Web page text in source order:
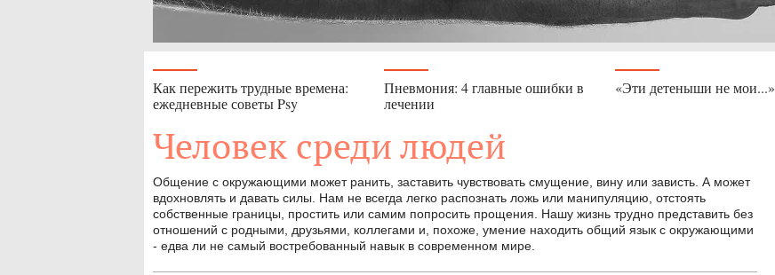
Как пережить трудные времена:
ежедневные советы Psy
Пневмония: 4 главные ошибки в
лечении
«Эти детеныши не мои...»
Человек среди людей
Общение с окружающими может ранить, заставить чувствовать смущение, вину или зависть. А может
вдохновлять и давать силы. Нам не всегда легко распознать ложь или манипуляцию, отстоять
собственные границы, простить или самим попросить прощения. Нашу жизнь трудно представить без
отношений с родными, друзьями, коллегами и, похоже, умение находить общий язык с окружающими
- едва ли не самый востребованный навык в современном мире.